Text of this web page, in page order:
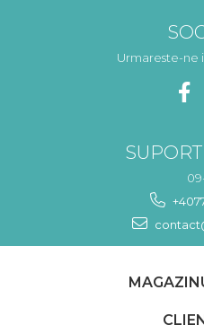
Urmareste-ne